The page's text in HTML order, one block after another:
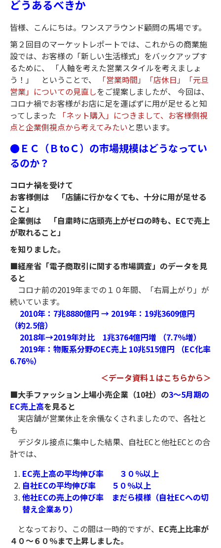
どうあるべきか
皆様、こんにちは。ワンスアラウンド顧問の馬場です。
第２回目のマーケットレポートでは、これからの商業施
設では、お客様の「新しい生活様式」をバックアップす
るために、 「人軸を考えた営業スタイルを考えましょ
う！」 ということで、
「営業時間」「店休日」「元旦
営業」についての見直しをご提案しましたが、 今回は、
コロナ禍でお客様がお店に足を運ばずに用が足せると知
ってしまった
「ネット購入」につきまして、お客様側視
点と企業側視点から考えてみたいと思います。
●ＥＣ（ＢtoＣ）の市場規模はどうなってい
るのか？
コロナ禍を受けて
お客様側は 「店舗に行かなくても、十分に用が足せる
こと」
企業側は 「自粛時に店頭売上がゼロの時も、ECで売上
が取れること」
を知りました。
■経産省「電子商取引に関する市場調査」のデータを見
ると
コロナ前の2019年までの１０年間、「右肩上がり」が
続いています。
2010年：7兆8880億円 → 2019年：19兆3609億円
（約2.5倍）
2018年→2019年対比 1兆3764億円増 （7.7％増）
2019年：物販系分野のEC売上 10兆515億円 （EC化率
6.76％）
＜データ資料１はこちらから＞
■大手ファッション上場小売企業（10社）の3～5月期の
EC売上高を見ると
実店舗が営業休止を余儀なくされましたので、各社と
も
デジタル接点に集中した結果、自社ECと他社ECとの合
計では、
EC売上高の平均伸び率 ３０％以上
自社ECの平均伸び率 ５０％以上
他社ECの売上の伸び率 まだら模様（自社ECへの切
替え企業あり）
となっており、この間は一時的ですが、 EC売上比率が
４０～６０％まで上昇しました。